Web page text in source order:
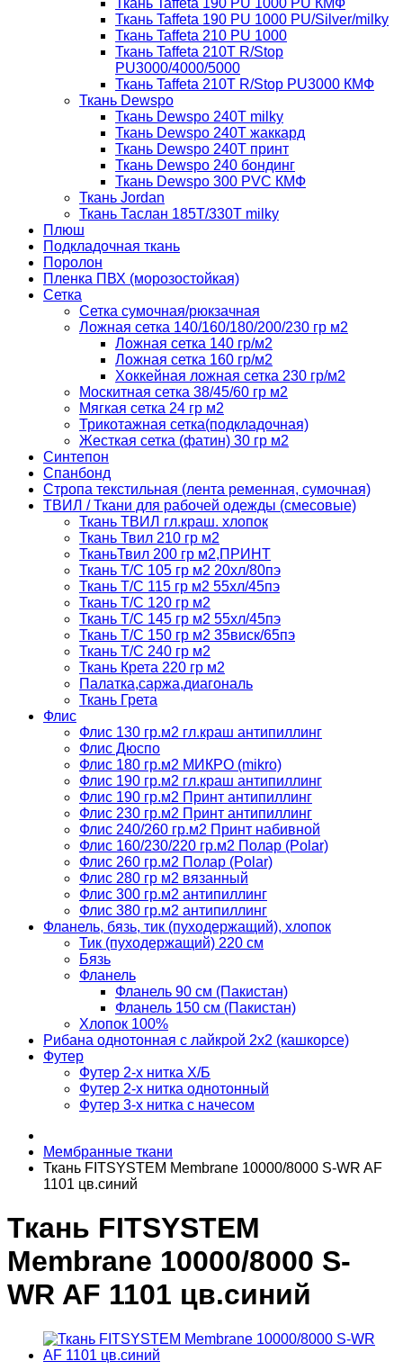
Ткань Taffeta 190 PU 1000 PU КМФ
Ткань Taffeta 190 PU 1000 PU/Silver/milky
Ткань Taffeta 210 PU 1000
Ткань Taffeta 210Т R/Stop
PU3000/4000/5000
Ткань Taffeta 210Т R/Stop PU3000 КМФ
Ткань Dewspo
Ткань Dewspo 240Т milky
Ткань Dewspo 240T жаккард
Ткань Dewspo 240Т принт
Ткань Dewspo 240 бондинг
Ткань Dewspo 300 PVC КМФ
Ткань Jordan
Ткань Таслан 185T/330T milky
Плюш
Подкладочная ткань
Поролон
Пленка ПВХ (морозостойкая)
Сетка
Сетка сумочная/рюкзачная
Ложная сетка 140/160/180/200/230 гр м2
Ложная сетка 140 гр/м2
Ложная сетка 160 гр/м2
Хоккейная ложная сетка 230 гр/м2
Москитная сетка 38/45/60 гр м2
Мягкая сетка 24 гр м2
Трикотажная сетка(подкладочная)
Жесткая сетка (фатин) 30 гр м2
Синтепон
Спанбонд
Стропа текстильная (лента ременная, сумочная)
ТВИЛ / Ткани для рабочей одежды (смесовые)
Ткань ТВИЛ гл.краш. хлопок
Ткань Твил 210 гр м2
ТканьТвил 200 гр м2,ПРИНТ
Ткань Т/C 105 гр м2 20хл/80пэ
Ткань Т/C 115 гр м2 55хл/45пэ
Ткань Т/C 120 гр м2
Ткань Т/C 145 гр м2 55хл/45пэ
Ткань Т/C 150 гр м2 35виск/65пэ
Ткань Т/C 240 гр м2
Ткань Крета 220 гр м2
Палатка,саржа,диагональ
Ткань Грета
Флис
Флис 130 гр.м2 гл.краш антипиллинг
Флис Дюспо
Флис 180 гр.м2 МИКРО (mikro)
Флис 190 гр.м2 гл.краш антипиллинг
Флис 190 гр.м2 Принт антипиллинг
Флис 230 гр.м2 Принт антипиллинг
Флис 240/260 гр.м2 Принт набивной
Флис 160/230/220 гр.м2 Полар (Polar)
Флис 260 гр.м2 Полар (Polar)
Флис 280 гр м2 вязанный
Флис 300 гр.м2 антипиллинг
Флис 380 гр.м2 антипиллинг
Фланель, бязь, тик (пуходержащий), хлопок
Тик (пуходержащий) 220 см
Бязь
Фланель
Фланель 90 см (Пакистан)
Фланель 150 см (Пакистан)
Хлопок 100%
Рибана однотонная с лайкрой 2х2 (кашкорсе)
Футер
Футер 2-х нитка Х/Б
Футер 2-х нитка однотонный
Футер 3-х нитка с начесом
Мембранные ткани
Ткань FITSYSTEM Membrane 10000/8000 S-WR AF
1101 цв.синий
Ткань FITSYSTEM
Membrane 10000/8000 S-
WR AF 1101 цв.синий